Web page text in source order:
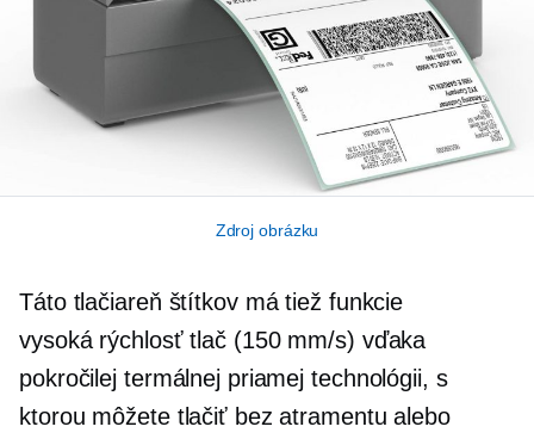
Zdroj obrázku
Táto tlačiareň štítkov má tiež funkcie
vysoká rýchlosťtlač (150 mm/s) vďaka
pokročilej termálnej priamej technológii, s
ktorou môžete tlačiť bez atramentu alebo